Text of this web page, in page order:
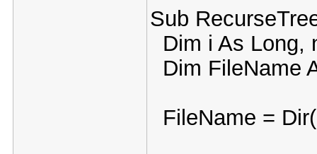
Sub
Dim i As Long,
Dim FileName
FileName =